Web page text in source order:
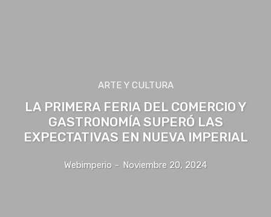
ARTE Y CULTURA
LA PRIMERA FERIA DEL COMERCIO Y
GASTRONOMÍA SUPERÓ LAS
EXPECTATIVAS EN NUEVA IMPERIAL
Webimperio - Noviembre 20, 2024